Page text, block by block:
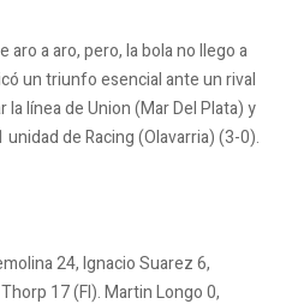
a aro, pero, la bola no llego a
un triunfo esencial ante un rival
línea de Union (Mar Del Plata) y
de Racing (Olavarria) (3-0).
24, Ignacio Suarez 6,
17 (FI). Martin Longo 0,